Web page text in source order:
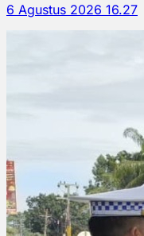
6 Agustus 2026 16.27